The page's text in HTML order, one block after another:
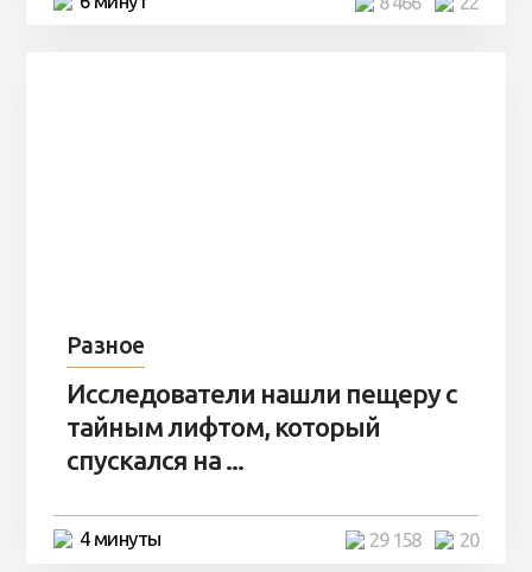
Разное
Исследователи нашли пещеру с
тайным лифтом, который
спускался на ...
4 минуты 20
29 158